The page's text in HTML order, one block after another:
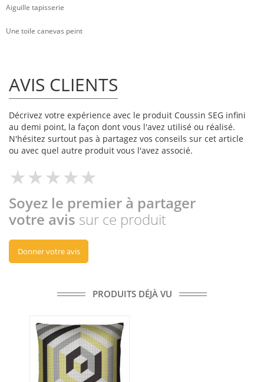
Aiguille tapisserie
Une toile canevas peint
AVIS CLIENTS
Décrivez votre expérience avec le produit Coussin SEG infini
au demi point, la façon dont vous l'avez utilisé ou réalisé.
N'hésitez surtout pas à partagez vos conseils sur cet article
ou avec quel autre produit vous l'avez associé.
Soyez le premier à partager
votre avis sur ce produit
Donner votre avis
PRODUITS DÉJÀ VU